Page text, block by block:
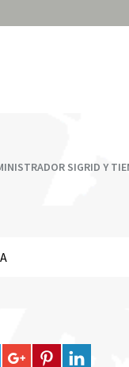
SIGRID Y